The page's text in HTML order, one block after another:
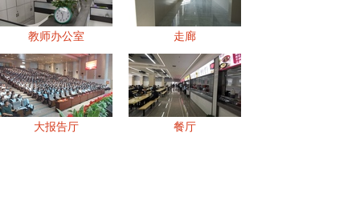
教师办公室 走廊
大报告厅 餐厅